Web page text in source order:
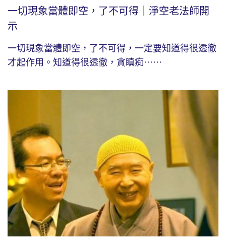
一切現象當體即空，了不可得｜淨空老法師開
示
一切現象當體即空，了不可得，一定要知道得很透徹
才起作用。知道得很透徹，貪瞋痴⋯⋯